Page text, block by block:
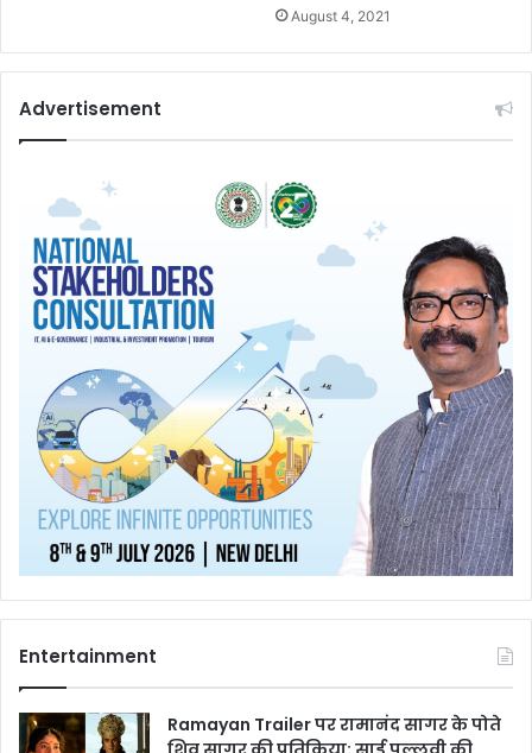
August 4, 2021
Advertisement
Entertainment
Ramayan Trailer पर रामानंद सागर के पोते